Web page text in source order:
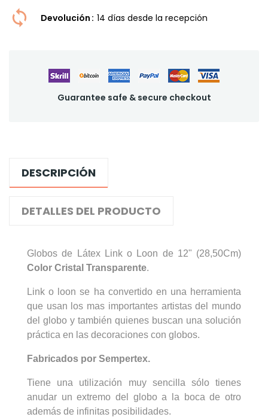
Devolución 14 dí­as desde la recepción
Guarantee safe & secure checkout
DESCRIPCIÓN
DETALLES DEL PRODUCTO
Globos de Látex Link o Loon de 12" (28,50Cm)
Color Cristal Transparente.
Link o loon se ha convertido en una herramienta
que usan los mas importantes artistas del mundo
del globo y también quienes buscan una solución
práctica en las decoraciones con globos.
Fabricados por Sempertex.
Tiene una utilización muy sencilla sólo tienes
anudar un extremo del globo a la boca de otro
además de infinitas posibilidades.